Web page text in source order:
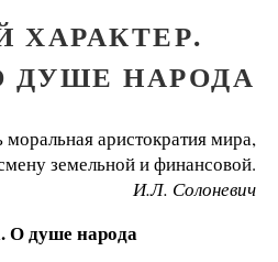
ХАРАКТЕР.
ДУШЕ НАРОДА
аристократия мира,
земельной и финансовой.
И.Л. Солоневич
О душе народа